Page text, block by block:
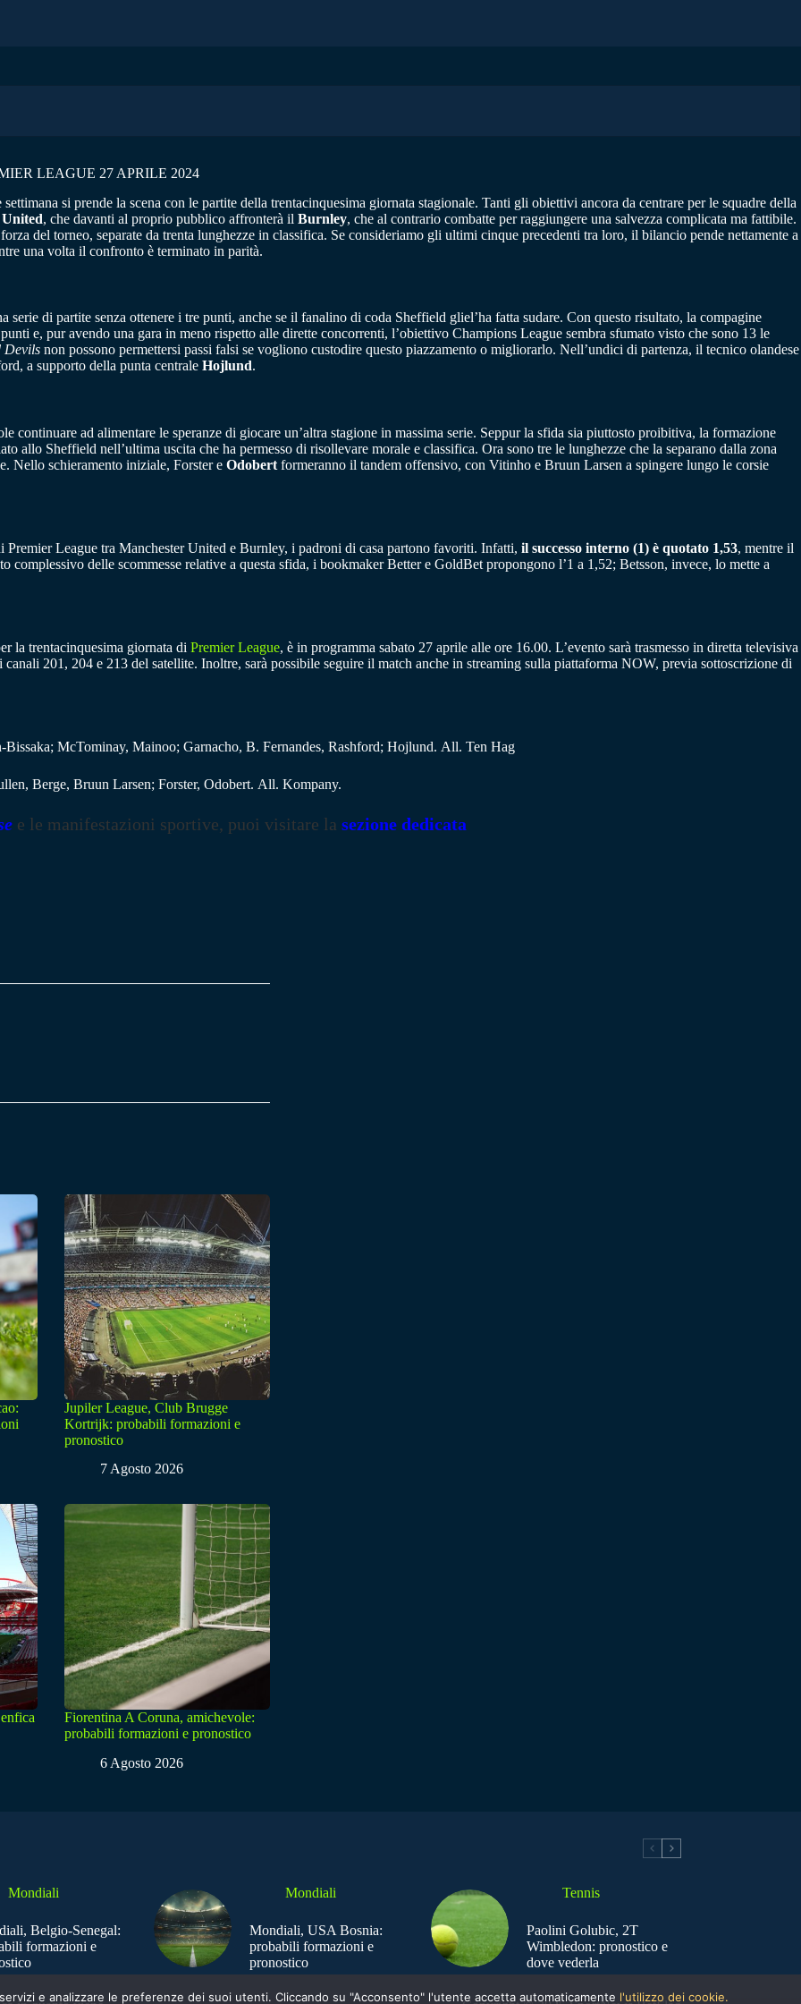
LEAGUE 27 APRILE 2024
si prende la scena con le partite della trentacinquesima giornata stagionale. Tanti gli obiettivi ancora da centrare per le squadre della
, che davanti al proprio pubblico affronterà il Burnley, che al contrario combatte per raggiungere una salvezza complicata ma fattibile.
del torneo, separate da trenta lunghezze in classifica. Se consideriamo gli ultimi cinque precedenti tra loro, il bilancio pende nettamente a
una volta il confronto è terminato in parità.
serie di partite senza ottenere i tre punti, anche se il fanalino di coda Sheffield gliel’ha fatta sudare. Con questo risultato, la compagine
e, pur avendo una gara in meno rispetto alle dirette concorrenti, l’obiettivo Champions League sembra sfumato visto che sono 13 le
Devils non possono permettersi passi falsi se vogliono custodire questo piazzamento o migliorarlo. Nell’undici di partenza, il tecnico olandese
a supporto della punta centrale Hojlund.
continuare ad alimentare le speranze di giocare un’altra stagione in massima serie. Seppur la sfida sia piuttosto proibitiva, la formazione
allo Sheffield nell’ultima uscita che ha permesso di risollevare morale e classifica. Ora sono tre le lunghezze che la separano dalla zona
Nello schieramento iniziale, Forster e Odobert formeranno il tandem offensivo, con Vitinho e Bruun Larsen a spingere lungo le corsie
Premier League tra Manchester United e Burnley, i padroni di casa partono favoriti. Infatti, il successo interno (1) è quotato 1,53, mentre il
delle scommesse relative a questa sfida, i bookmaker Better e GoldBet propongono l’1 a 1,52; Betsson, invece, lo mette a
la trentacinquesima giornata di Premier League, è in programma sabato 27 aprile alle ore 16.00. L’evento sarà trasmesso in diretta televisiva
201, 204 e 213 del satellite. Inoltre, sarà possibile seguire il match anche in streaming sulla piattaforma NOW, previa sottoscrizione di
McTominay, Mainoo; Garnacho, B. Fernandes, Rashford; Hojlund. All. Ten Hag
Berge, Bruun Larsen; Forster, Odobert. All. Kompany.
e le manifestazioni sportive, puoi visitare la sezione dedicata
Jupiler League, Club Brugge
Kortrijk: probabili formazioni e
pronostico
7 Agosto 2026
Fiorentina A Coruna, amichevole:
probabili formazioni e pronostico
6 Agosto 2026
Mondiali
Belgio-Senegal:
formazioni e
Mondiali
Mondiali, USA Bosnia:
probabili formazioni e
pronostico
Tennis
Paolini Golubic, 2T
Wimbledon: pronostico e
dove vederla
e analizzare le preferenze dei suoi utenti. Cliccando su "Acconsento" l'utente accetta automaticamente l'utilizzo dei cookie.